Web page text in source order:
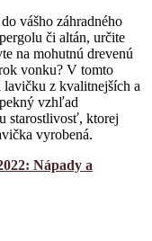
vášho záhradného
či altán, určite
na mohutnú drevenú
vonku? V tomto
lavičku z kvalitnejších a
vzhľad
starostlivosť, ktorej
vyrobená.
Nápady a